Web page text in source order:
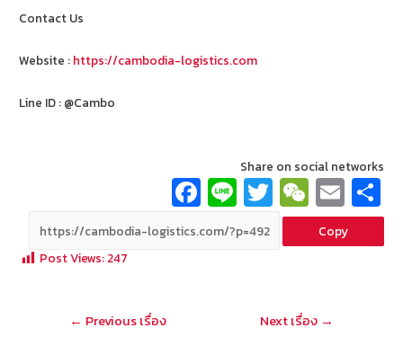
Contact Us
Website : https://cambodia-logistics.com
Line ID : @Cambo
Share on social networks
Fa
ce
b
Li
n
e
T
wi
tt
W
e
C
at
E
m
ai
Copy
Post Views: 247
แนะแนว
← Previous เรื่อง Next เรื่อง →